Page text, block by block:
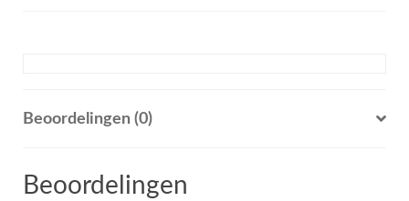
Beoordelingen (0)
Beoordelingen